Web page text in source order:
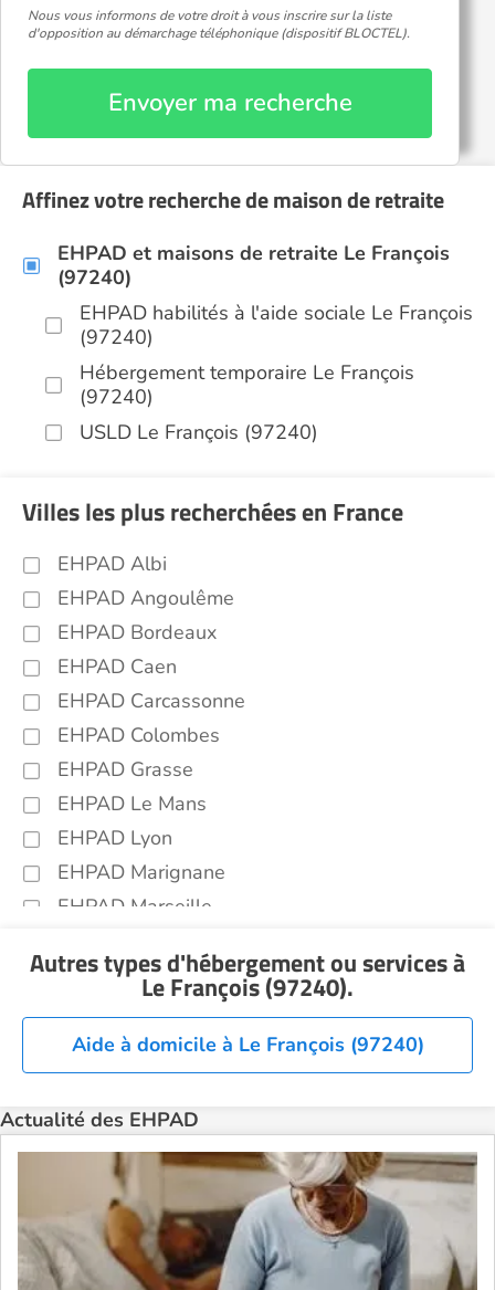
Nous vous informons de votre droit à vous inscrire sur la liste
d'opposition au démarchage téléphonique (dispositif BLOCTEL).
Envoyer ma recherche
Affinez votre recherche de maison de retraite
EHPAD et maisons de retraite Le François
(97240)
EHPAD habilités à l'aide sociale Le François
(97240)
Hébergement temporaire Le François
(97240)
USLD Le François (97240)
Villes les plus recherchées en France
EHPAD Albi
EHPAD Angoulême
EHPAD Bordeaux
EHPAD Caen
EHPAD Carcassonne
EHPAD Colombes
EHPAD Grasse
EHPAD Le Mans
EHPAD Lyon
EHPAD Marignane
EHPAD Marseille
EHPAD Nantes
EHPAD Paris
EHPAD Royan
EHPAD Saint-Etienne
EHPAD Toulouse
EHPAD Tours
EHPAD Troyes
Recherche par ville
Autres types d'hébergement ou servicesà
Le François (97240).
Aide à domicile à Le François (97240)
Actualité des EHPAD